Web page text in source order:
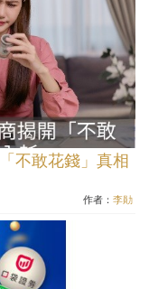
不敢花錢」真相
作者： 李勛